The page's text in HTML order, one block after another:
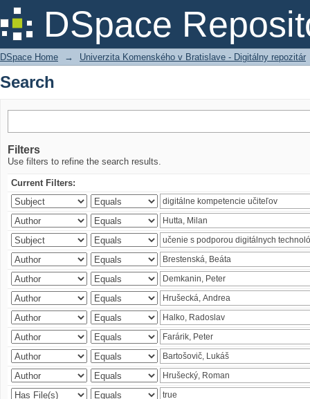
DSpace
Search
DSpace Home → Univerzita Komenského v Bratislave - Digitálny repozitár
Search
Filters
Use filters to refine the search results.
Current Filters: